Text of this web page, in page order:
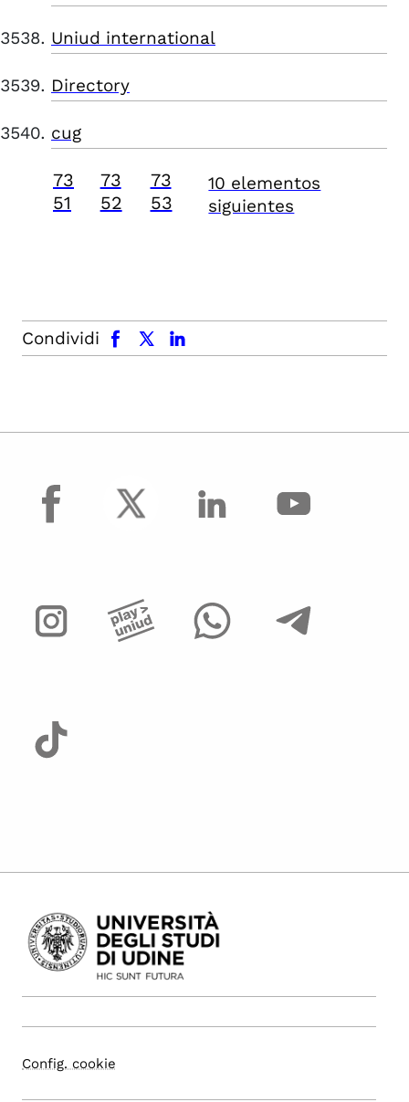
Uniud international
Directory
cug
73
51
73
52
73
53
10 elementos
siguientes
Condividi
facebook x.com linkedin
facebook
Config. cookie